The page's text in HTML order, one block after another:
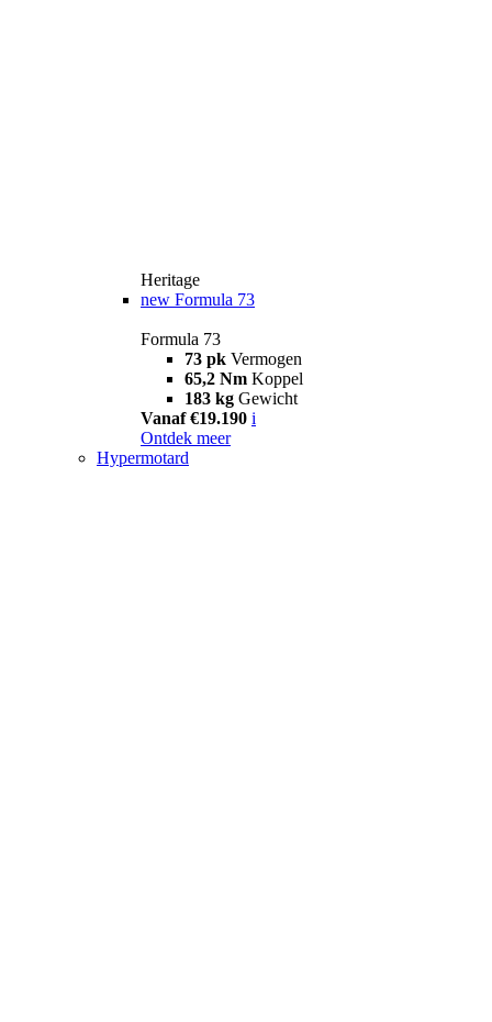
Heritage
new Formula 73
Formula 73
73 pk Vermogen
65,2 Nm Koppel
183 kg Gewicht
Vanaf €19.190 i
Ontdek meer
Hypermotard